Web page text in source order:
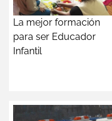
La mejor formación
para ser Educador
Infantil